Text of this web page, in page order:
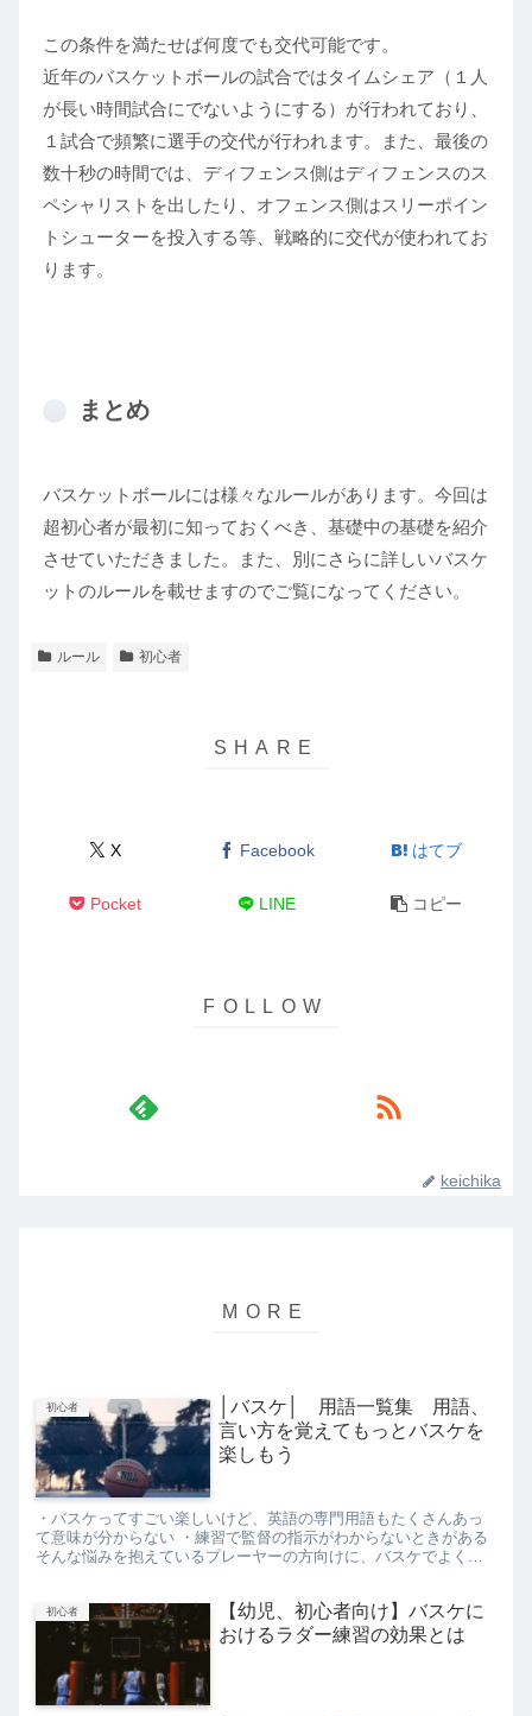
この条件を満たせば何度でも交代可能です。
近年のバスケットボールの試合ではタイムシェア（１人
が長い時間試合にでないようにする）が行われており、
１試合で頻繁に選手の交代が行われます。また、最後の
数十秒の時間では、ディフェンス側はディフェンスのス
ペシャリストを出したり、オフェンス側はスリーポイン
トシューターを投入する等、戦略的に交代が使われてお
ります。
まとめ
バスケットボールには様々なルールがあります。今回は
超初心者が最初に知っておくべき、基礎中の基礎を紹介
させていただきました。また、別にさらに詳しいバスケ
ットのルールを載せますのでご覧になってください。
ルール 初心者
X Facebook はてブ
Pocket LINE コピー
keichika
初心者
│バスケ│ 用語一覧集 用語、
言い方を覚えてもっとバスケを
楽しもう
・バスケってすごい楽しいけど、英語の専門用語もたくさんあっ
て意味が分からない ・練習で監督の指示がわからないときがある
そんな悩みを抱えているプレーヤーの方向けに、バスケでよく使
初心者
【幼児、初心者向け】バスケに
おけるラダー練習の効果とは